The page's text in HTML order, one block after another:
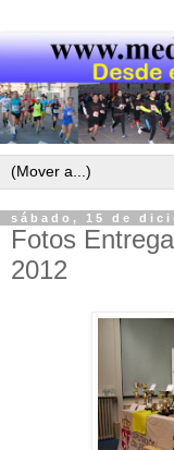
sábado, 15 de
Fotos
2012